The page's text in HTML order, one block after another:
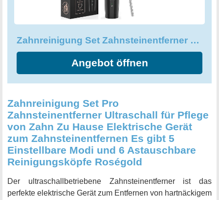
einen frischeren Atem. Das Set ist in der Farbe Roségold
erhältlich und passt somit perfekt in jedes stilbewusste
Zahnreinigung Set Zahnsteinentferner Ultraschall Zahnreinigungsset für Häusliche
Angebot öffnen
Zahnreinigung Set Pro
Zahnsteinentferner Ultraschall für Pflege
von Zahn Zu Hause Elektrische Gerät
zum Zahnsteinentfernen Es gibt 5
Einstellbare Modi und 6 Astauschbare
Reinigungsköpfe Roségold
Der ultraschallbetriebene Zahnsteinentferner ist das
perfekte elektrische Gerät zum Entfernen von hartnäckigem